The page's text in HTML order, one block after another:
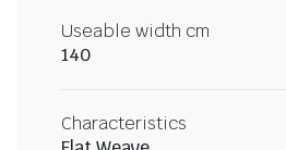
Useable width cm
140
Characteristics